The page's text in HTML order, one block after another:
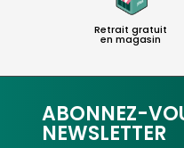
Retrait gratuit
en magasin
ABONNEZ-
NEWSLETTER